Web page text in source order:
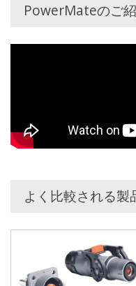
PowerMateのご
よく比較される製